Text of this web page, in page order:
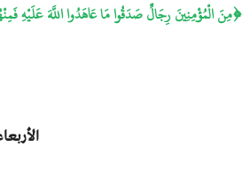
﴿مِنَ الْمُؤْمِنِينَ رِجَالٌ صَدَقُوا مَا عَاهَدُوا اللَّهَ عَلَيْهِ
الأربعاء 2 محرم 1448هـ؛ الموافق